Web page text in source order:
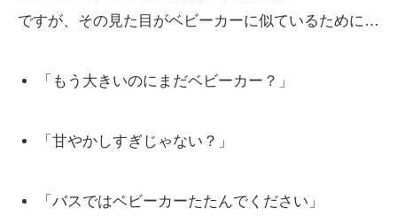
ですが、その見た目がベビーカーに似ているために…
「もう大きいのにまだベビーカー？」
「甘やかしすぎじゃない？」
「バスではベビーカーたたんでください」